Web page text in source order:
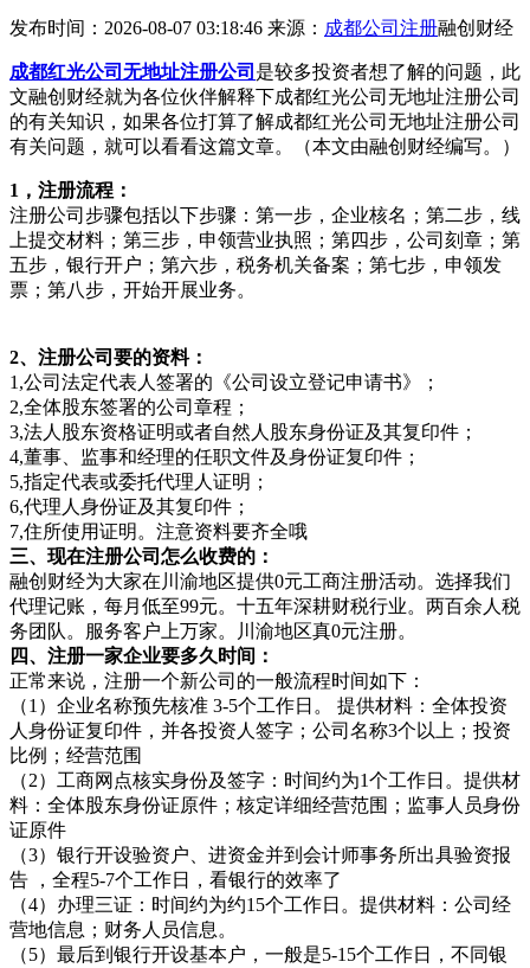
发布时间：2026-08-07 03:18:46 来源： 成都公司注册融创财经
成都红光公司无地址注册公司 是较多投资者想了解的问题，此
文融创财经就为各位伙伴解释下成都红光公司无地址注册公司
的有关知识，如果各位打算了解成都红光公司无地址注册公司
有关问题，就可以看看这篇文章。（本文由融创财经编写。）
1，注册流程：
注册公司步骤包括以下步骤：第一步，企业核名；第二步，线
上提交材料；第三步，申领营业执照；第四步，公司刻章；第
五步，银行开户；第六步，税务机关备案；第七步，申领发
票；第八步，开始开展业务。
2、注册公司要的资料：
1,公司法定代表人签署的《公司设立登记申请书》；
2,全体股东签署的公司章程；
3,法人股东资格证明或者自然人股东身份证及其复印件；
4,董事、监事和经理的任职文件及身份证复印件；
5,指定代表或委托代理人证明；
6,代理人身份证及其复印件；
7,住所使用证明。注意资料要齐全哦
三、现在注册公司怎么收费的：
融创财经为大家在川渝地区提供0元工商注册活动。选择我们
代理记账，每月低至99元。十五年深耕财税行业。两百余人税
务团队。服务客户上万家。川渝地区真0元注册。
四、注册一家企业要多久时间：
正常来说，注册一个新公司的一般流程时间如下：
（1）企业名称预先核准 3-5个工作日。 提供材料：全体投资
人身份证复印件，并各投资人签字；公司名称3个以上；投资
比例；经营范围
（2）工商网点核实身份及签字：时间约为1个工作日。提供材
料：全体股东身份证原件；核定详细经营范围；监事人员身份
证原件
（3）银行开设验资户、进资金并到会计师事务所出具验资报
告 ，全程5-7个工作日，看银行的效率了
（4）办理三证：时间约为约15个工作日。提供材料：公司经
营地信息；财务人员信息。
（5）最后到银行开设基本户，一般是5-15个工作日，不同银